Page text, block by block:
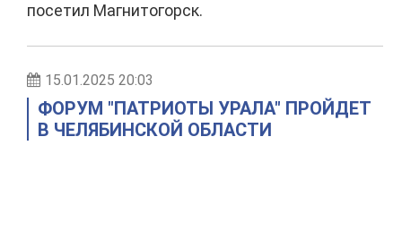
посетил Магнитогорск.
15.01.2025 20:03
ФОРУМ "ПАТРИОТЫ УРАЛА" ПРОЙДЕТ
В ЧЕЛЯБИНСКОЙ ОБЛАСТИ